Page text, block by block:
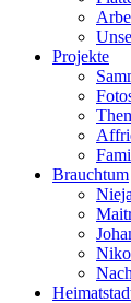
Projekte
Brauchtum